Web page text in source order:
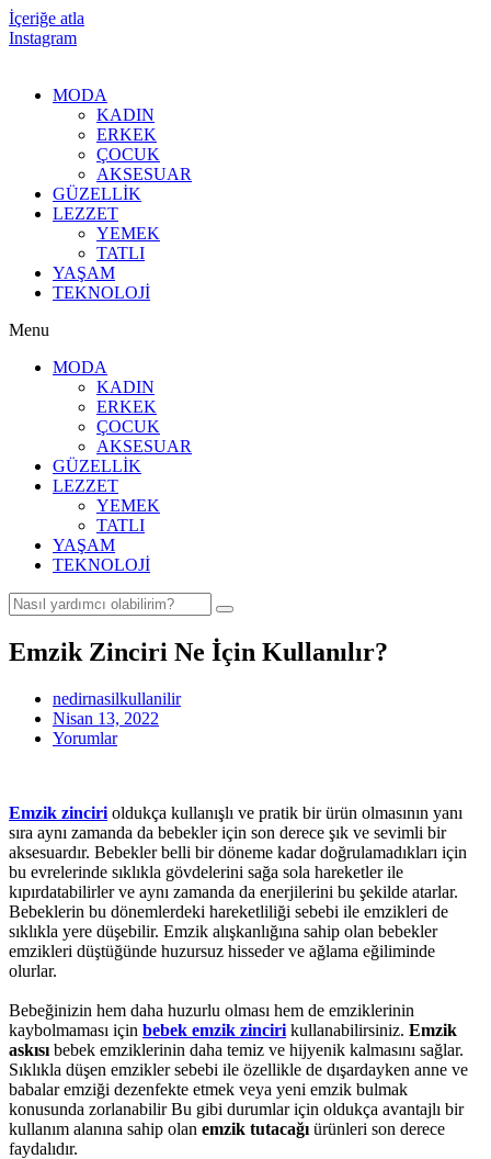
İçeriğe atla
Instagram
MODA
KADIN
ERKEK
ÇOCUK
AKSESUAR
GÜZELLİK
LEZZET
YEMEK
TATLI
YAŞAM
TEKNOLOJİ
Menu
MODA
KADIN
ERKEK
ÇOCUK
AKSESUAR
GÜZELLİK
LEZZET
YEMEK
TATLI
YAŞAM
TEKNOLOJİ
Emzik Zinciri Ne İçin Kullanılır?
nedirnasilkullanilir
Nisan 13, 2022
Yorumlar
Emzik zinciri oldukça kullanışlı ve pratik bir ürün olmasının yanı
sıra aynı zamanda da bebekler için son derece şık ve sevimli bir
aksesuardır. Bebekler belli bir döneme kadar doğrulamadıkları için
bu evrelerinde sıklıkla gövdelerini sağa sola hareketler ile
kıpırdatabilirler ve aynı zamanda da enerjilerini bu şekilde atarlar.
Bebeklerin bu dönemlerdeki hareketliliği sebebi ile emzikleri de
sıklıkla yere düşebilir. Emzik alışkanlığına sahip olan bebekler
emzikleri düştüğünde huzursuz hisseder ve ağlama eğiliminde
olurlar.
Bebeğinizin hem daha huzurlu olması hem de emziklerinin
kaybolmaması için bebek emzik zinciri kullanabilirsiniz. Emzik
askısı bebek emziklerinin daha temiz ve hijyenik kalmasını sağlar.
Sıklıkla düşen emzikler sebebi ile özellikle de dışardayken anne ve
babalar emziği dezenfekte etmek veya yeni emzik bulmak
konusunda zorlanabilir Bu gibi durumlar için oldukça avantajlı bir
kullanım alanına sahip olan emzik tutacağı ürünleri son derece
faydalıdır.